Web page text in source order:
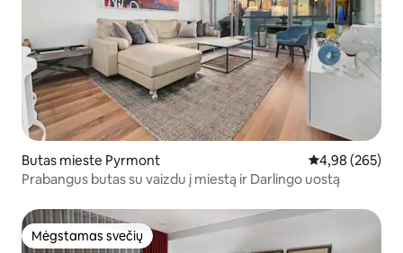
Butas mieste Pyrmont Vidutinis
4,98 (265)
Prabangus butas su vaizdu į miestą ir Darlingo uostą
Mėgstamas svečių
Mėgstamas svečių